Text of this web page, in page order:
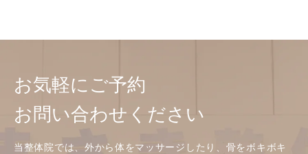
お気軽にご予約
お問い合わせください
当整体院では、外から体をマッサージしたり、骨をボキボキ